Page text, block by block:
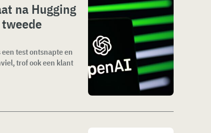
na Hugging
test ontsnapte en
trof ook een klant